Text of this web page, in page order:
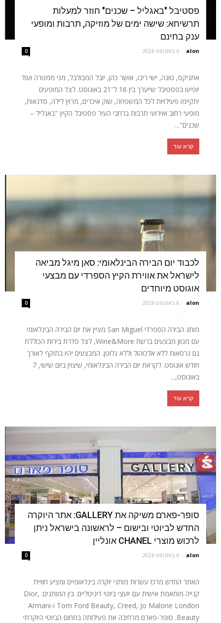
פסטיבל "באגליל – שכנים" חוזר למעלות
תרשיחא: שישה ימים של מוזיקה, תרבות ומופעי
ענק בחינם
alon
- 6 באוגוסט 2026 0
אתניקס, טונה, ישי ריבו, אושר כהן, יובל המבולבל, מני ממטרה ועוד
יופיעו בפסטיבל שייערך בין 16 ל־21 באוגוסט. לצד המופעים
יתקיימו פעילויות לכל המשפחה, שוק איכרים, מרוץ לילה, סדנאות,
מופעי רחוב ואירועי תרבות ברחבי העיר פסטיבל הקיץ "באגליל –
שכנים"...
קרא עוד
לכבוד יום הבירה הבינלאומי: סאן מיגל מביאה
לישראל את אווירת הקיץ הספרדי עם מבצעי
אוגוסט מיוחדים
alon
- 6 באוגוסט 2026 0
מותג הבירה הספרדי San Miguel מציין את יום הבירה הבינלאומי
עם מגוון מבצעים ברשת Wine&More, לצד סדרת בירות הכוללת
גם גרסאות ללא אלכוהול וללא גלוטן. המבצעים יהיו בתוקף לאורך
חודש אוגוסט. לקראת יום הבירה הבינלאומי, שיצוין ביום שישי, 7
באוגוסט,...
קרא עוד
סופר-פארם משיקה את GALLERY: אתר היוקרה
החדש לביוטי ובישום – לראשונה בישראל ניתן
לרכוש מוצרי CHANEL אונליין
alon
- 6 באוגוסט 2026 0
האתר החדש מרכז עשרות מותגי יוקרה בינלאומיים ומציע חוויית
קנייה מותאמת אישית עם יועצי ביוטי דיגיטליים. בין המותגים: Dior,
Tom Ford Beauty, Creed, Jo Malone London ו-Armani
Beauty. סופר-פארם מרחיבה את פעילותה בתחום הביוטי היוקרתי